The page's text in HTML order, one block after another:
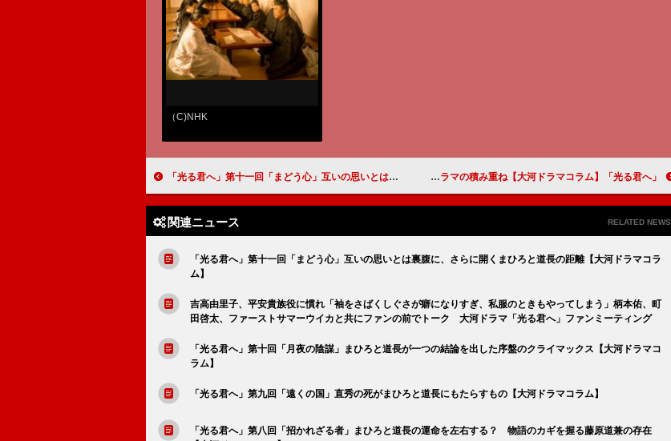
（C)NHK
「光る君へ」第十一回「まどう心」互いの思いとは裏腹に、さらに開くまひろと道長の距離【大河ドラマコラム】 「光る君へ」第十五回「おごれる者たち」見どころを成立させるドラマの積み重ね【大河ドラマコラム】
関連ニュース RELATED NEWS
「光る君へ」第十一回「まどう心」互いの思いとは裏腹に、さらに開くまひろと道長の距離【大河ドラマコラ
ム】
吉高由里子、平安貴族役に慣れ「袖をさばくしぐさが癖になりすぎ、私服のときもやってしまう」柄本佑、町
田啓太、ファーストサマーウイカと共にファンの前でトーク 大河ドラマ「光る君へ」ファンミーティング
「光る君へ」第十回「月夜の陰謀」まひろと道長が一つの結論を出した序盤のクライマックス【大河ドラマコ
ラム】
「光る君へ」第九回「遠くの国」直秀の死がまひろと道長にもたらすもの【大河ドラマコラム】
「光る君へ」第八回「招かれざる者」まひろと道長の運命を左右する？ 物語のカギを握る藤原道兼の存在